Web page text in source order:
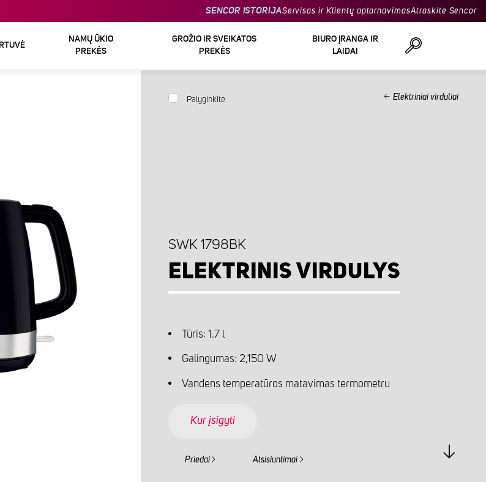
SENCOR ISTORIJAServisas ir Klientų aptarnavimasAtraskite Sencor
NAMŲ ŪKIO
PREKĖS
GROŽIO IR SVEIKATOS
PREKĖS
BIURO ĮRANGA IR
LAIDAI
Palyginkite Elektriniai virduliai
SWK 1798BK
ELEKTRINIS VIRDULYS
Tūris: 1.7 l
Galingumas: 2,150 W
Vandens temperatūros matavimas termometru
Kur įsigyti
Priedai Atsisiuntimai